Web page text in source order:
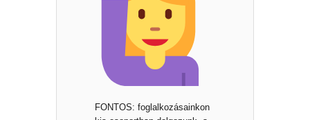
FONTOS: foglalkozásainkon